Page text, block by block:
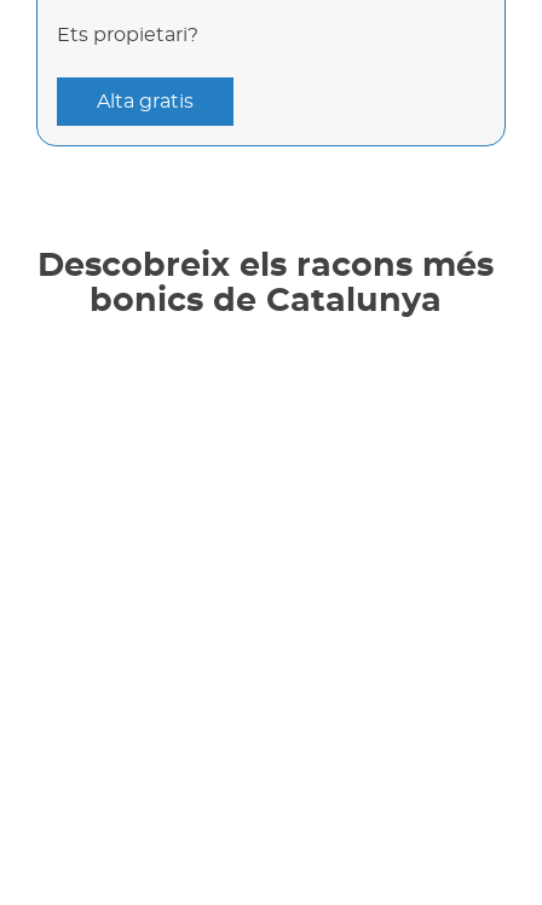
Ets propietari?
Alta gratis
Descobreix els racons més
bonics de Catalunya